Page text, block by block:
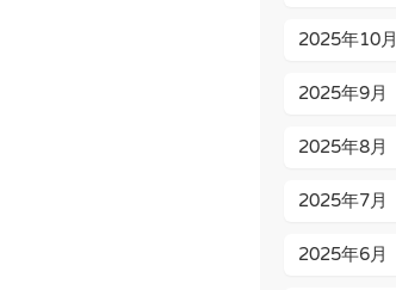
2025年10月
2025年9月
2025年8月
2025年7月
2025年6月